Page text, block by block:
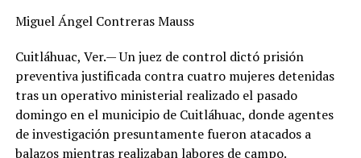
Miguel Ángel Contreras Mauss
Cuitláhuac, Ver.— Un juez de control dictó prisión
preventiva justificada contra cuatro mujeres detenidas
tras un operativo ministerial realizado el pasado
domingo en el municipio de Cuitláhuac, donde agentes
de investigación presuntamente fueron atacados a
balazos mientras realizaban labores de campo.